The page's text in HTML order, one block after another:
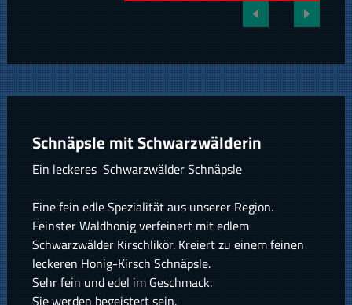
Schnäpsle mit Schwarzwälderin
Ein leckeres Schwarzwälder Schnäpsle
Eine fein edle Spezialität aus unserer Region.
Feinster Waldhonig verfeinert mit edlem
Schwarzwälder Kirschlikör. Kreiert zu einem feinen
leckeren Honig-Kirsch Schnäpsle.
Sehr fein und edel im Geschmack.